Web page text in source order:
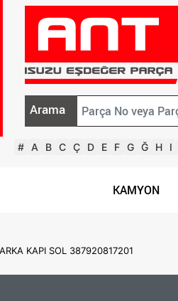
Arama
# A B C Ç D E F G Ğ H I
KAMYON
KAPI SOL 387920817201